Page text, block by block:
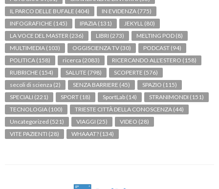
IL PARCO DELLE BUFALE (404) IN EVIDENZA (775)
INFOGRAFICHE (145) IPAZIA (131) JEKYLL (80)
LA VOCE DEL MASTER (236) LIBRI (273) MELTING POD (8)
MULTIMEDIA (103) OGGISCIENZA TV (30) PODCAST (94)
POLITICA (158) ricerca (2083) RICERCANDO ALL'ESTERO (158)
RUBRICHE (154) SALUTE (798) SCOPERTE (576)
secoli di scienza (2) SENZA BARRIERE (45) SPAZIO (115)
SPECIALI (221) SPORT (18) SportLab (14) STRANIMONDI (151)
TECNOLOGIA (100) TRIESTE CITTÀ DELLA CONOSCENZA (44)
Uncategorized (521) VIAGGI (25) VIDEO (28)
VITE PAZIENTI (28) WHAAAT? (134)